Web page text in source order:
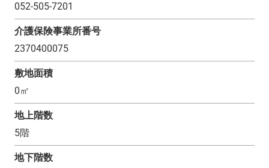
052-505-7201
介護保険事業所番号
2370400075
敷地面積
0㎡
地上階数
5階
地下階数